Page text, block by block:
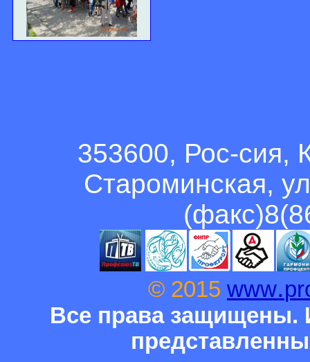
353600, Рос-сия,
Староминская,
© 2015 www.
Все права защищены.